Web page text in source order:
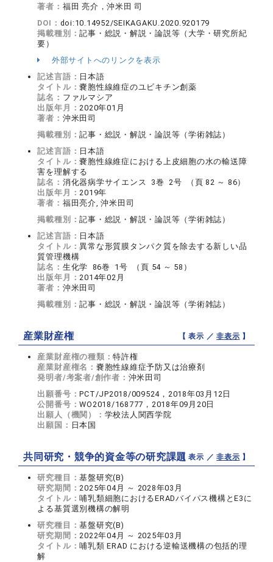
著者： 福田 亮介，沖米田 司
DOI： doi:10.14952/SEIKAGAKU.2020.920179
掲載種別：記事・総説・解説・論説等（大学・研究所紀
要）
外部サイトへのリンクを表示
記述言語： 日本語
タイトル：嚢胞性線維症のユビキチン創薬
誌名： ファルマシア
出版年月：2020年01月
著者： 沖米田司
掲載種別：記事・総説・解説・論説等（学術雑誌）
記述言語： 日本語
タイトル：嚢胞性線維症における上皮細胞の水の輸送障
害を理解する
誌名： 消化器病学サイエンス 3巻 2号 （頁 82 ～ 86）
出版年月：2019年
著者： 福田亮介, 沖米田司
掲載種別：記事・総説・解説・論説等（学術雑誌）
記述言語： 日本語
タイトル：異常な形質膜タンパク質を除去する新しい品
質管理機構
誌名： 生化学 86巻 1号 （頁 54 ～ 58）
出版年月：2014年02月
著者： 沖米田司
掲載種別：記事・総説・解説・論説等（学術雑誌）
産業財産権 【 表示 ／非表示 】
産業財産権の種類：特許権
産業財産権名： 嚢胞性線維症予防又は治療剤
発明者/考案者/創作者： 沖米田司
出願番号：PCT/JP2018/009524，2018年03月12日
公開番号：WO2018/168777，2018年09月20日
出願人（機関）： 学校法人関西学院
出願国： 日本国
共同研究・競争的資金等の研究課題【 表示 ／非表示 】
研究種目：基盤研究(B)
研究期間：2025年04月 ～ 2028年03月
タイトル：哺乳類細胞におけるERADバイパス機構とE3に
よる基質選別機構の解明
研究種目：基盤研究(B)
研究期間：2022年04月 ～ 2025年03月
タイトル：哺乳類 ERAD における逆輸送機構の包括的理
解